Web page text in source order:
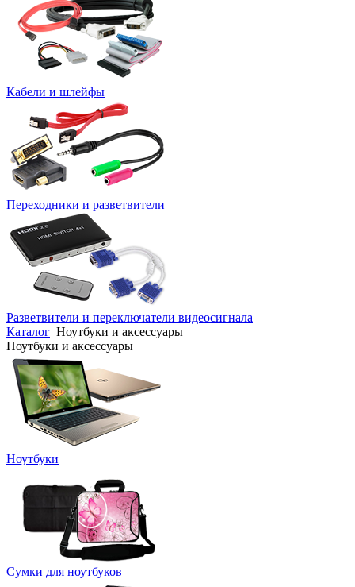
Кабели и шлейфы
Переходники и разветвители
Разветвители и переключатели видеосигнала
Каталог Ноутбуки и аксессуары
Ноутбуки и аксессуары
Ноутбуки
Сумки для ноутбуков